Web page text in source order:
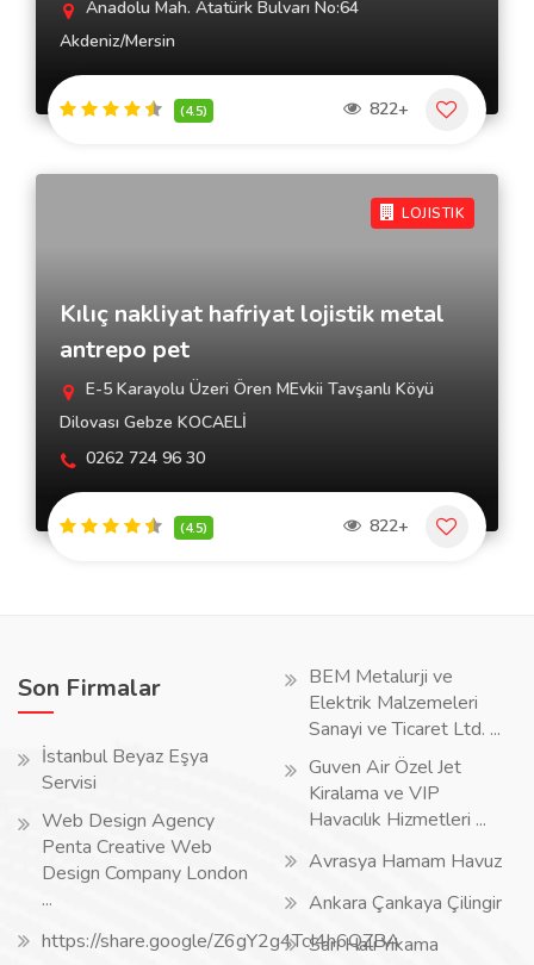
Anadolu Mah. Atatürk Bulvarı No:64
Akdeniz/Mersin
(4.5) 822+
LOJISTIK
Kılıç nakliyat hafriyat lojistik metal
antrepo pet
E-5 Karayolu Üzeri Ören MEvkii Tavşanlı Köyü
Dilovası Gebze KOCAELİ
0262 724 96 30
(4.5) 822+
Son Firmalar
İstanbul Beyaz Eşya
Servisi
Web Design Agency
Penta Creative Web
Design Company London
...
https://share.google/Z6gY2g4TcI4h6QZBA
BEM Metalurji ve
Elektrik Malzemeleri
Sanayi ve Ticaret Ltd. ...
Guven Air Özel Jet
Kiralama ve VIP
Havacılık Hizmetleri ...
Avrasya Hamam Havuz
Ankara Çankaya Çilingir
Sarı Halı Yıkama